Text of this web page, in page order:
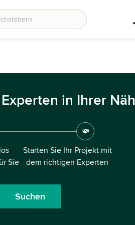
in Ihrer
Sie
Starten Sie Ihr Projekt mit
dem richtigen Experten
Suchen